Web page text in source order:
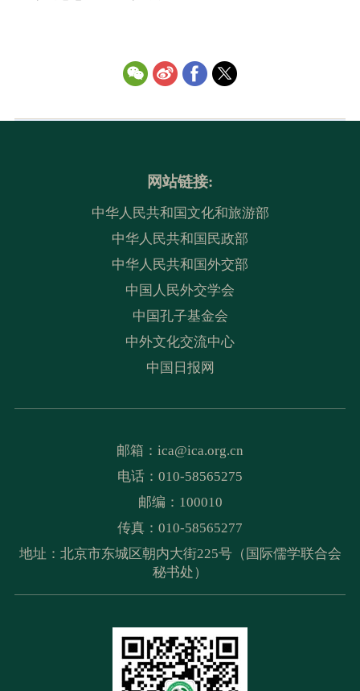
网站链接:
中华人民共和国文化和旅游部
中华人民共和国民政部
中华人民共和国外交部
中国人民外交学会
中国孔子基金会
中外文化交流中心
中国日报网
邮箱： ica@ica.org.cn
电话：010-58565275
邮编：100010
传真：010-58565277
地址：北京市东城区朝内大街225号（国际儒学联合会
秘书处）